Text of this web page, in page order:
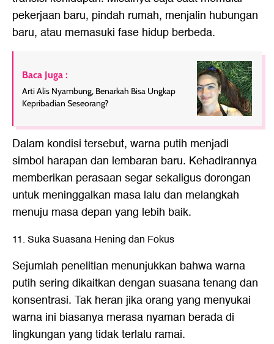
pekerjaan baru, pindah rumah, menjalin hubungan
baru, atau memasuki fase hidup berbeda.
Baca Juga :
Arti Alis Nyambung, Benarkah Bisa Ungkap
Kepribadian Seseorang?
Dalam kondisi tersebut, warna putih menjadi
simbol harapan dan lembaran baru. Kehadirannya
memberikan perasaan segar sekaligus dorongan
untuk meninggalkan masa lalu dan melangkah
menuju masa depan yang lebih baik.
11. Suka Suasana Hening dan Fokus
Sejumlah penelitian menunjukkan bahwa warna
putih sering dikaitkan dengan suasana tenang dan
konsentrasi. Tak heran jika orang yang menyukai
warna ini biasanya merasa nyaman berada di
lingkungan yang tidak terlalu ramai.